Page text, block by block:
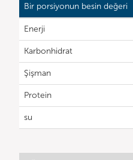
Bir porsiyonun besin değeri
Enerji
Karbonhidrat
Şişman
Protein
su